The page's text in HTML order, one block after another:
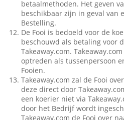
betaalmethoden. Het geven
beschikbaar zijn in geval van
Bestelling.
De Fooi is bedoeld voor de
beschouwd als betaling voor
Takeaway.com.
optreden als tussenpersoon
Fooien.
Takeaway.com zal de Fooi
deze direct door
een koerier niet via
door het Bedrijf wordt
Takeaway.com de Fooi over